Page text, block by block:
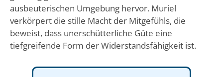
ausbeuterischen Umgebung hervor. Muriel
verkörpert die stille Macht der Mitgefühls, die
beweist, dass unerschütterliche Güte eine
tiefgreifende Form der Widerstandsfähigkeit ist.